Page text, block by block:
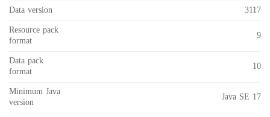
Data version 3117
Resource pack
format
9
Data pack
format
10
Minimum Java
version
Java SE 17